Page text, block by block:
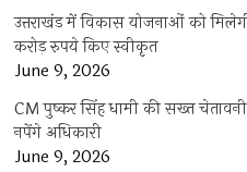
उत्तराखंड में विकास योजनाओं को
करोड़ रुपये किए स्वीकृत
June 9, 2026
CM पुष्कर सिंह धामी की सख्त
नपेंगे अधिकारी
June 9, 2026